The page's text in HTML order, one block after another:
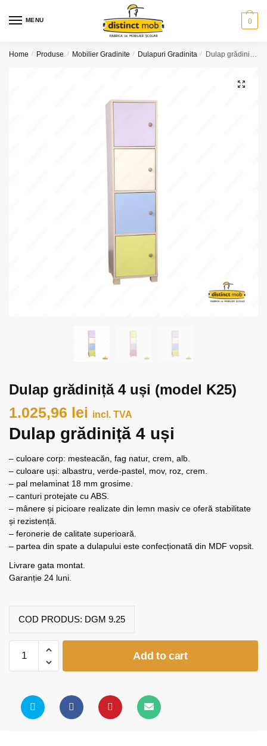
MENU 0
Home / Produse / Mobilier Gradinite / Dulapuri Gradinita / Dulap grădiniță 4 uși (model K25)
🔍
Dulap grădiniță 4 uși (model K25)
1.025,96 lei incl. TVA
Dulap grădiniță 4 uși
– culoare corp: mesteacăn, fag natur, crem, alb.
– culoare uși: albastru, verde-pastel, mov, roz, crem.
– pal melaminat 18 mm grosime.
– canturi protejate cu ABS.
– mânere și picioare realizate din lemn masiv ce oferă stabilitate
și rezistență.
– feronerie de calitate superioară.
– partea din spate a dulapului este confecționată din MDF vopsit.
Livrare gata montat.
Garanție 24 luni.
COD PRODUS: DGM 9.25
grădiniță
(model
K25)
Add to cart